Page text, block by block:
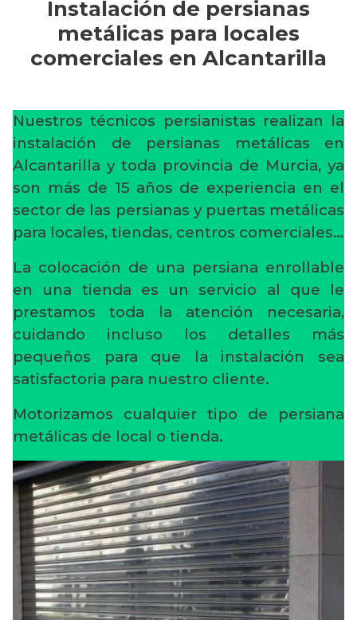
Instalación de persianas
metálicas para locales
comerciales en Alcantarilla
Nuestros técnicos persianistas realizan la
instalación de persianas metálicas en
Alcantarilla y toda provincia de Murcia, ya
son más de 15 años de experiencia en el
sector de las persianas y puertas metálicas
para locales, tiendas, centros comerciales…
La colocación de una persiana enrollable
en una tienda es un servicio al que le
prestamos toda la atención necesaria,
cuidando incluso los detalles más
pequeños para que la instalación sea
satisfactoria para nuestro cliente.
Motorizamos cualquier tipo de persiana
metálicas de local o tienda.